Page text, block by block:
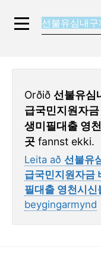
Orðið 선불유심
급국민지원자
생미필대출 영
곳 fannst ekki.
Leita að 선불유
급국민지원자금
필대출 영천시
beygingarmynd